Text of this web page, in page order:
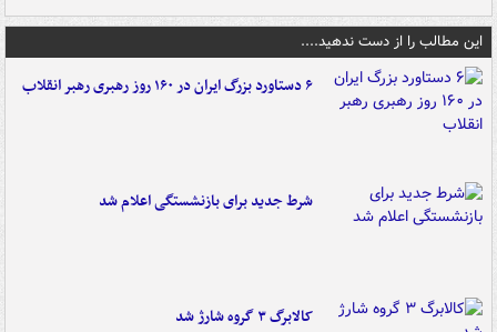
این مطالب را از دست ندهید....
۶ دستاورد بزرگ ایران در ۱۶۰ روز رهبری رهبر انقلاب
شرط جدید برای بازنشستگی اعلام شد
کالابرگ ۳ گروه شارژ شد